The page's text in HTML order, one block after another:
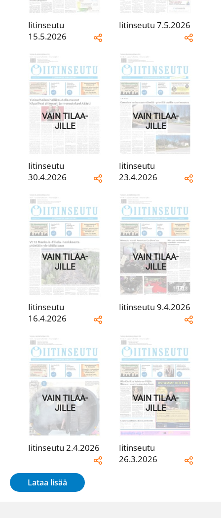
Iitinseutu
15.5.2026
Iitinseutu 7.5.2026
Iitinseutu
30.4.2026
VAIN TILAA­
JILLE
Iitinseutu
23.4.2026
VAIN TILAA­
JILLE
Iitinseutu
16.4.2026
VAIN TILAA­
JILLE
Iitinseutu 9.4.2026
VAIN TILAA­
JILLE
Iitinseutu 2.4.2026
VAIN TILAA­
JILLE
Iitinseutu
26.3.2026
VAIN TILAA­
JILLE
Lataa lisää